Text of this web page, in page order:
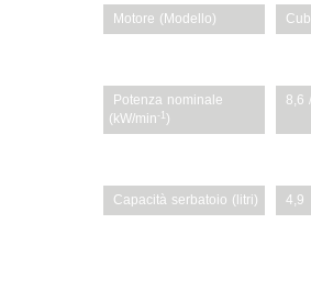
Motore (Modello)
Potenza nominale
(kW/min -1 )
8,6
Capacità serbatoio (litri) 4,9